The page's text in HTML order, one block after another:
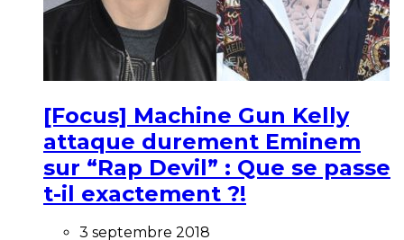
[Focus] Machine Gun Kelly
attaque durement Eminem
sur “Rap Devil” : Que se passe
t-il exactement ?!
3 septembre 2018